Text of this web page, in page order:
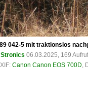
042-5 mit traktionslos
06.03.2025, 169
Canon Canon EOS 700D,